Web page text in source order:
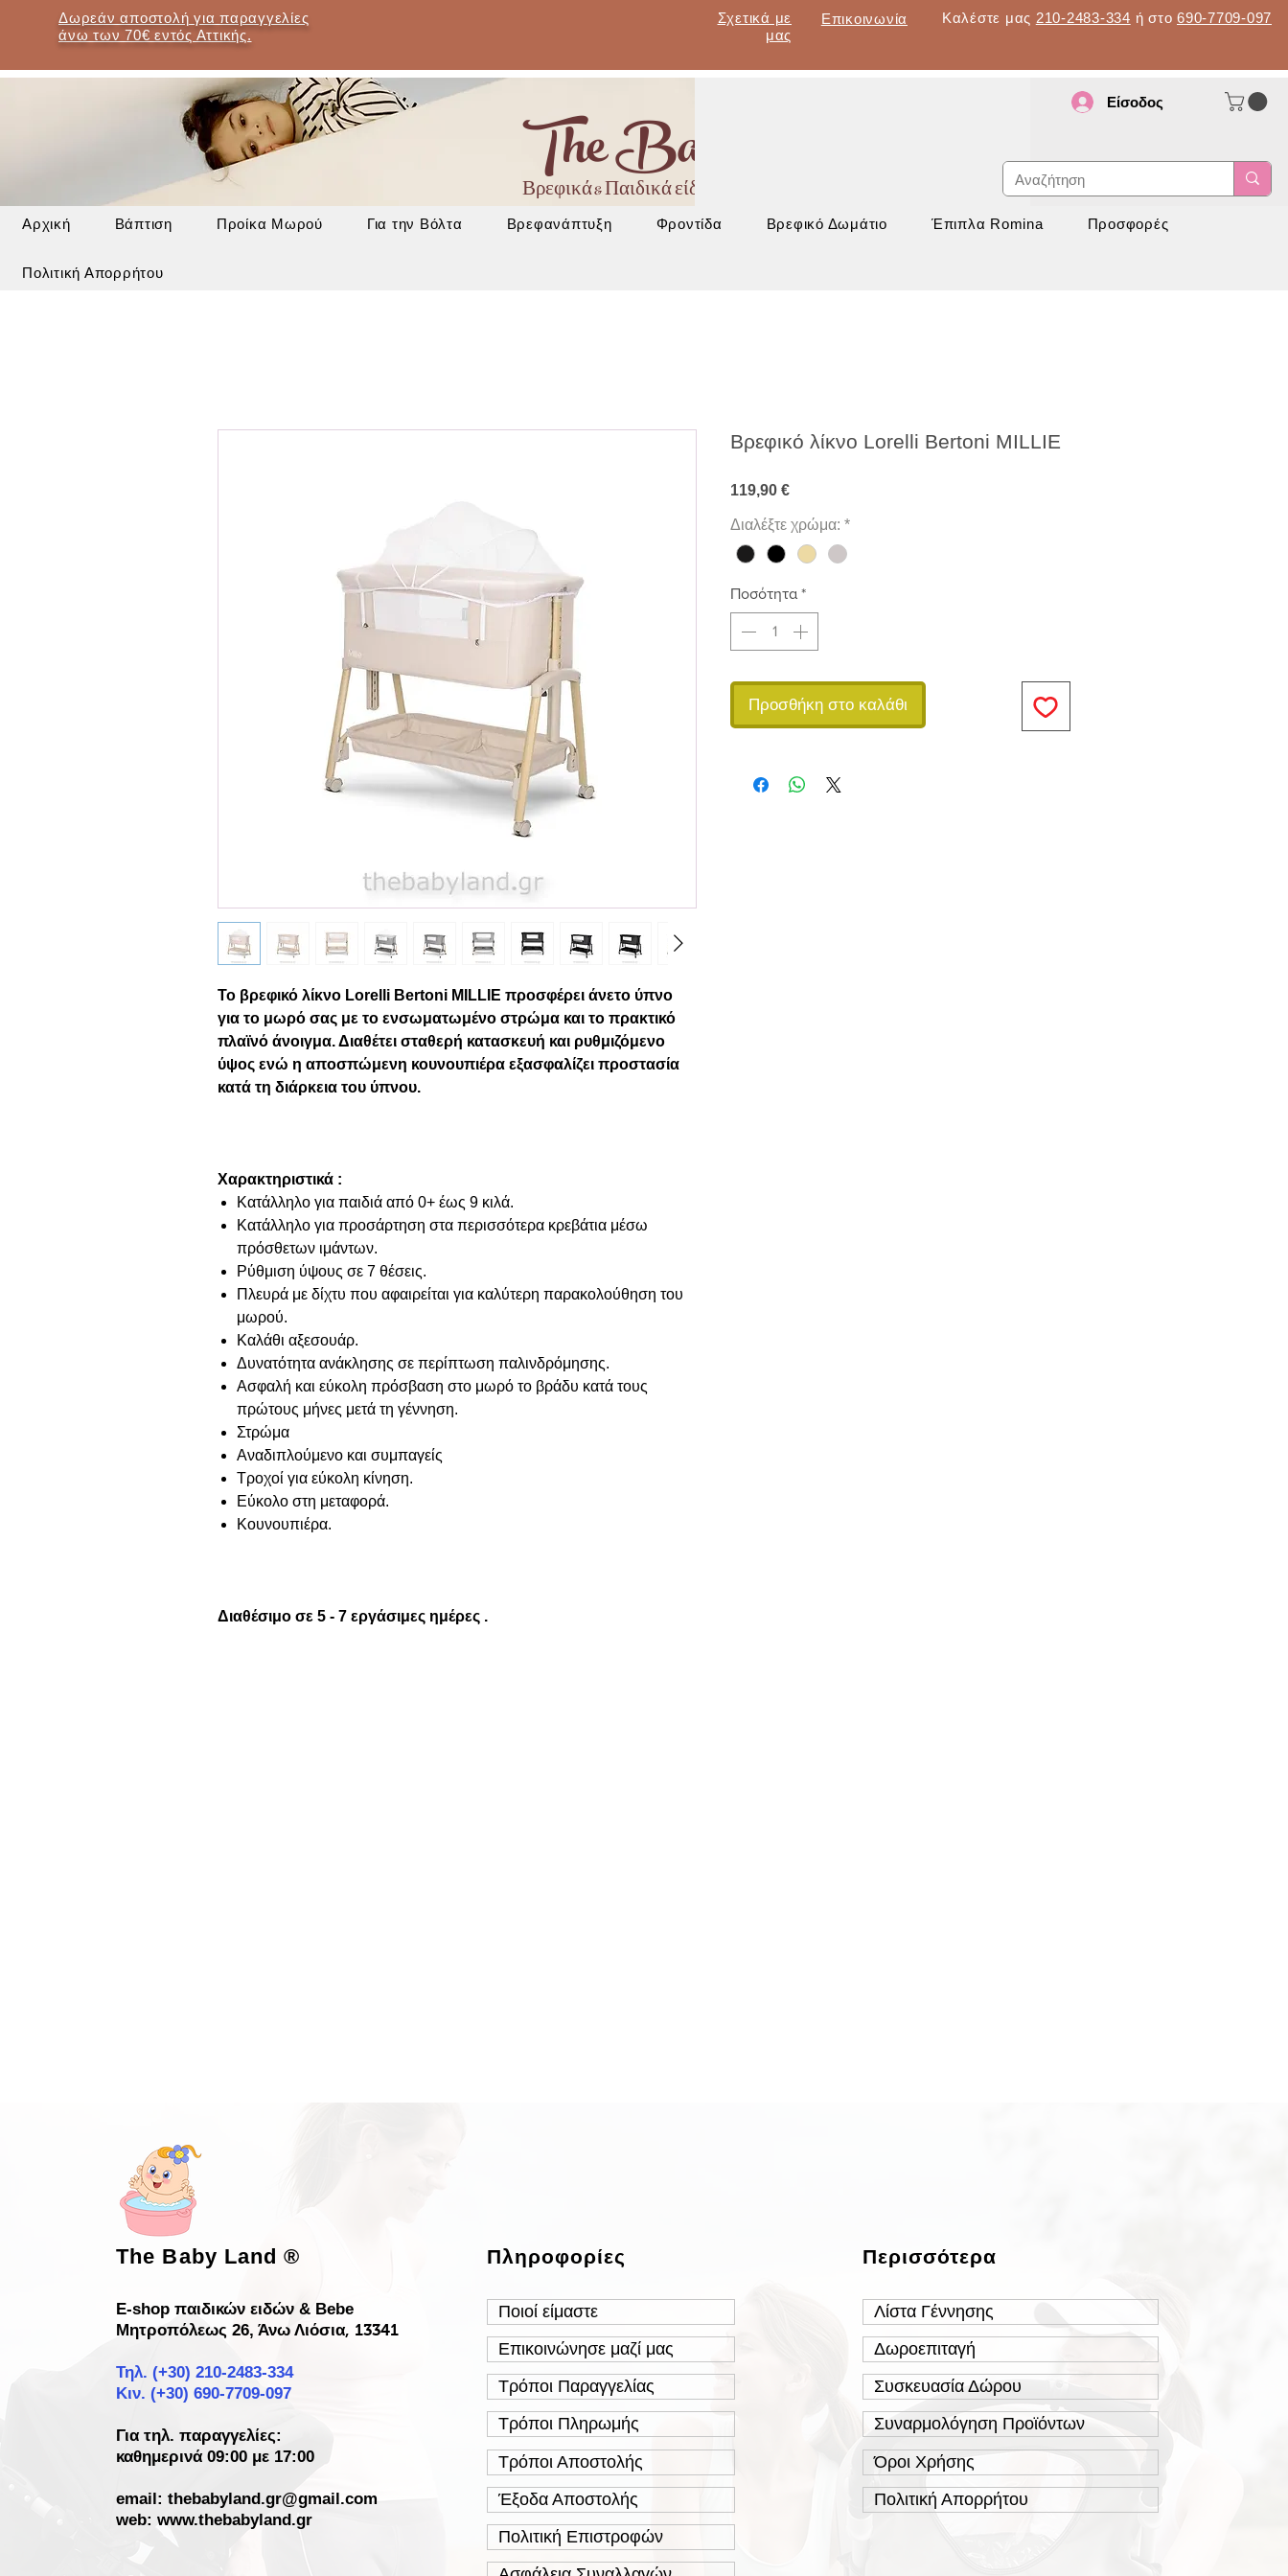
Δωρεάν αποστολή για παραγγελίες
άνω των 70€ εντός Αττικής.
Σχετικά με
μας
Επικοινωνία Καλέστε μας 210-2483-334 ή στο 690-7709-097
The Baby Land
Βρεφικά & Παιδικά είδη - Έπιπλα - Βρεφανάπτυξη
Είσοδος
Αρχική Βάπτιση Προίκα Μωρού Για την Βόλτα Βρεφανάπτυξη Φροντίδα Βρεφικό Δωμάτιο Έπιπλα Romina Προσφορές
Πολιτική Απορρήτου
Το βρεφικό λίκνο Lorelli Bertoni MILLIE προσφέρει άνετο ύπνο
για το μωρό σας με το ενσωματωμένο στρώμα και το πρακτικό
πλαϊνό άνοιγμα. Διαθέτει σταθερή κατασκευή και ρυθμιζόμενο
ύψος ενώ η αποσπώμενη κουνουπιέρα εξασφαλίζει προστασία
κατά τη διάρκεια του ύπνου.
Χαρακτηριστικά :
Κατάλληλο για παιδιά από 0+ έως 9 κιλά.
Κατάλληλο για προσάρτηση στα περισσότερα κρεβάτια μέσω
πρόσθετων ιμάντων.
Ρύθμιση ύψους σε 7 θέσεις.
Πλευρά με δίχτυ που αφαιρείται για καλύτερη παρακολούθηση του
μωρού.
Καλάθι αξεσουάρ.
Δυνατότητα ανάκλησης σε περίπτωση παλινδρόμησης.
Ασφαλή και εύκολη πρόσβαση στο μωρό το βράδυ κατά τους
πρώτους μήνες μετά τη γέννηση.
Στρώμα
Αναδιπλούμενο και συμπαγείς
Τροχοί για εύκολη κίνηση.
Εύκολο στη μεταφορά.
Κουνουπιέρα.
Διαθέσιμο σε 5 - 7 εργάσιμες ημέρες .
Βρεφικό λίκνο Lorelli Bertoni MILLIE
119,90 €Τιμή
Διαλέξτε χρώμα: *
Ποσότητα *
Προσθήκη στο καλάθι
The Baby Land®
E-shop παιδικών ειδών & Bebe
Μητροπόλεως 26, Άνω Λιόσια, 13341
Τηλ. (+30)210-2483-334
Κιν. (+30) 690-7709-097
Για τηλ. παραγγελίες:
καθημερινά 09:00 με 17:00
email:thebabyland.gr@gmail.com
web: www.thebabyland.gr
Πληροφορίες
Ποιοί είμαστε
Επικοινώνησε μαζί μας
Τρόποι Παραγγελίας
Τρόποι Πληρωμής
Τρόποι Αποστολής
Έξοδα Αποστολής
Πολιτική Επιστροφών
Περισσότερα
Λίστα Γέννησης
Δωροεπιταγή
Συσκευασία Δώρου
Συναρμολόγηση Προϊόντων
Όροι Χρήσης
Πολιτική Απορρήτου